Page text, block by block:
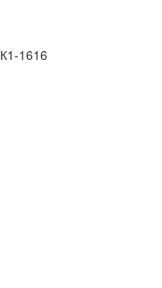
К1-1616